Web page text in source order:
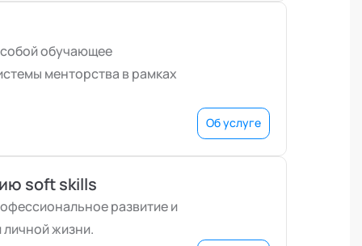
обучающее
менторства в рамках
Об услуге
soft skills
развитие и
личной жизни.